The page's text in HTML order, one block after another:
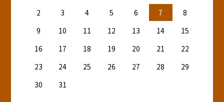
2
3 4 5 6 7
8
9
10 11 12 13 14
15
16
17 18 19 20 21
22
23
24 25 26 27 28
29
30
31